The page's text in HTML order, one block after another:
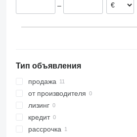
–
Тип объявления
продажа
от производителя
лизинг
кредит
рассрочка